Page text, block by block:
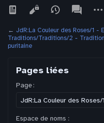
Affichages
associated-
pages
← JdR:La Couleur des Roses/1 -
Traditions/Traditions/2 -
puritaine
Pages liées
Page :
Espace de noms :